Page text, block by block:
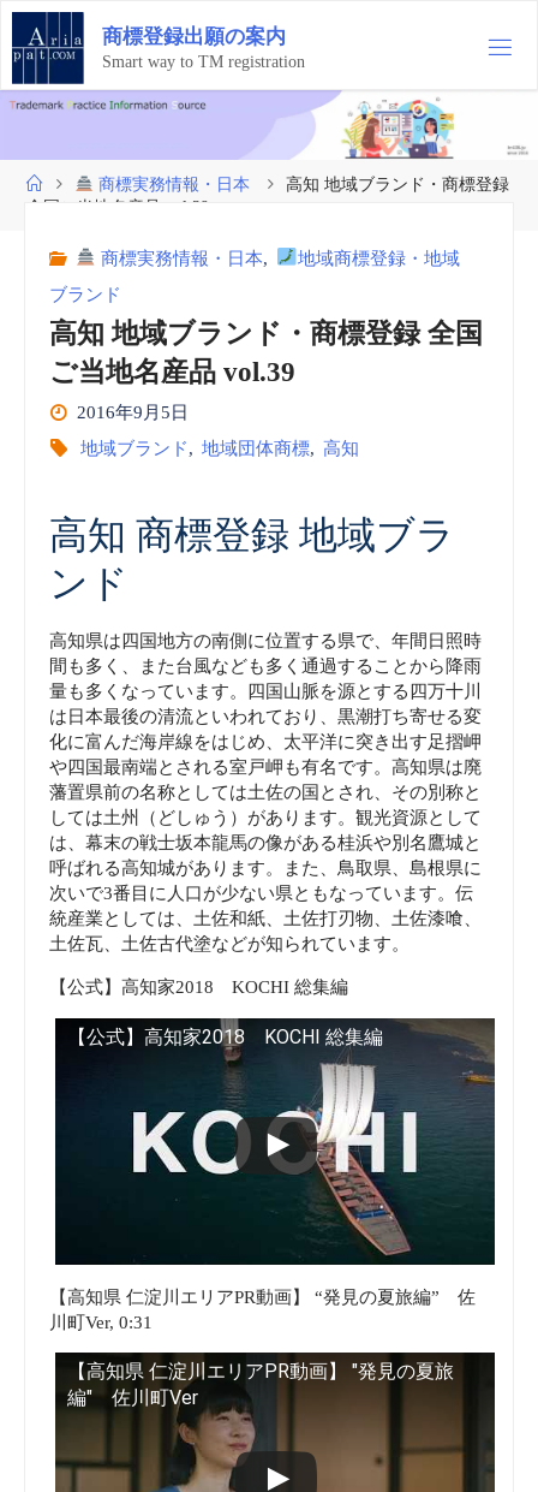
コ
テ
ン
ツ
ス
商標登録出願の案内
Smart way to TM registration
ホ
ー
商標実務情報・日本
高知 地域ブランド・商標登録
全国ご当地名産品 vol.39
商標実務情報・日本,
地域商標登録・地域
ブランド
高知 地域ブランド・商標登録 全国
ご当地名産品 vol.39
2016年9月5日
地域ブランド, 地域団体商標, 高知
高知 商標登録 地域ブラ
ンド
高知県は四国地方の南側に位置する県で、年間日照時
間も多く、また台風なども多く通過することから降雨
量も多くなっています。四国山脈を源とする四万十川
は日本最後の清流といわれており、黒潮打ち寄せる変
化に富んだ海岸線をはじめ、太平洋に突き出す足摺岬
や四国最南端とされる室戸岬も有名です。高知県は廃
藩置県前の名称としては土佐の国とされ、その別称と
しては土州（どしゅう）があります。観光資源として
は、幕末の戦士坂本龍馬の像がある桂浜や別名鷹城と
呼ばれる高知城があります。また、鳥取県、島根県に
次いで3番目に人口が少ない県ともなっています。伝
統産業としては、土佐和紙、土佐打刃物、土佐漆喰、
土佐瓦、土佐古代塗などが知られています。
【公式】高知家2018 KOCHI 総集編
【公式】高知家2018 KOCHI 総集編
【高知県 仁淀川エリアPR動画】 “発見の夏旅編” 佐
川町Ver, 0:31
【高知県 仁淀川エリアPR動画】 "発見の夏旅
編" 佐川町Ver